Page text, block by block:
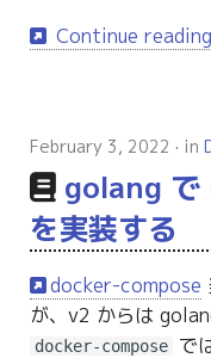
Continue reading
February 3, 2022 in
golang で
を実装する
docker-compose
が、v2 からは
docker-compose で